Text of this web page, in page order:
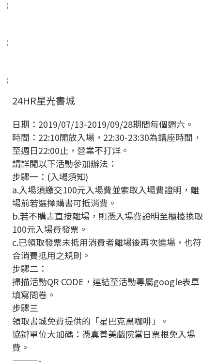
24HR星光書城
日期：2019/07/13-2019/09/28期間每個週六。
時間：22:10開放入場，22:30-23:30為講座時間，
至週日22:00止，營業不打烊。
請詳閱以下活動參加辦法：
步驟一：(入場須知)
a.入場須繳交100元入場費並索取入場費證明，離
場前若選擇購書可抵消費。
b.若不購書直接離場，則憑入場費證明至櫃檯換取
100元入場費發票。
c.已領取發票未抵用消費者離場後再次進場，也符
合消費抵用之規則。
步驟二：
掃描活動QR CODE，連結至活動專屬google表單
填寫問卷。
步驟三
領取書城免費提供的「星巴克黑咖啡」。
協辦單位大加碼：憑真善美戲院當日票根免入場
費。